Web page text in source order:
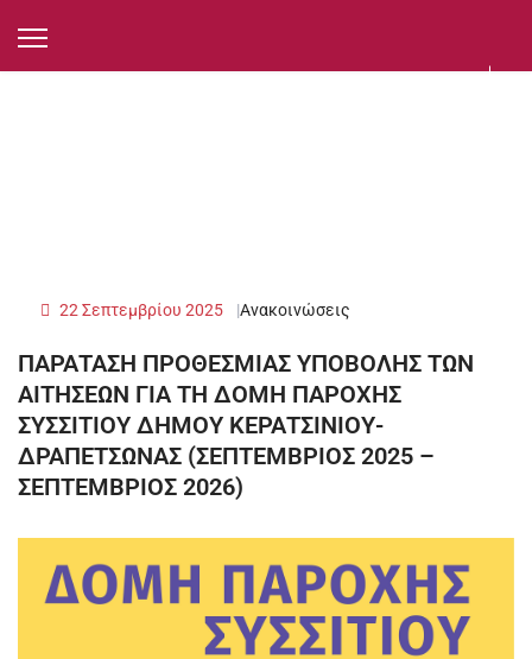
Ανακοινώσεις
22 Σεπτεμβρίου 2025
ΠΑΡΑΤΑΣΗ ΠΡΟΘΕΣΜΙΑΣ ΥΠΟΒΟΛΗΣ ΤΩΝ
ΑΙΤΗΣΕΩΝ ΓΙΑ ΤΗ ΔΟΜΗ ΠΑΡΟΧΗΣ
ΣΥΣΣΙΤΙΟΥ ΔΗΜΟΥ ΚΕΡΑΤΣΙΝΙΟΥ-
ΔΡΑΠΕΤΣΩΝΑΣ (ΣΕΠΤΕΜΒΡΙΟΣ 2025 –
ΣΕΠΤΕΜΒΡΙΟΣ 2026)